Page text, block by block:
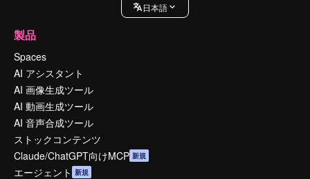
日本語
製品
Spaces
AI アシスタント
AI 画像生成ツール
AI 動画生成ツール
AI 音声合成ツール
ストックコンテンツ
Claude/ChatGPT向けMCP 新規
エージェント 新規